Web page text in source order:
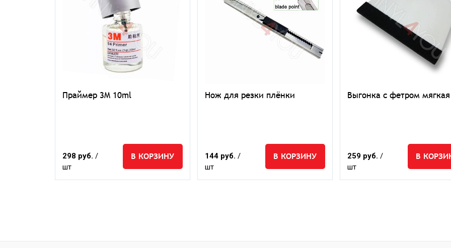
Праймер 3M 10ml
298 руб. /
шт
В КОРЗИНУ
Нож для резки плёнки
144 руб. /
шт
В КОРЗИНУ
Выгонка с фетром мягкая
259 руб. /
шт
В